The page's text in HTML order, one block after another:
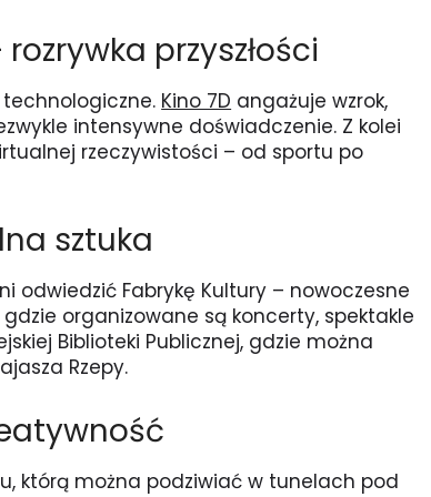
przyszłości
Kino 7D angażuje wzrok,
intensywne doświadczenie. Z kolei
rzeczywistości – od sportu po
sztuka
odwiedzić Fabrykę Kultury – nowoczesne
organizowane są koncerty, spektakle
Biblioteki Publicznej, gdzie można
Rzepy.
którą można podziwiać w tunelach pod